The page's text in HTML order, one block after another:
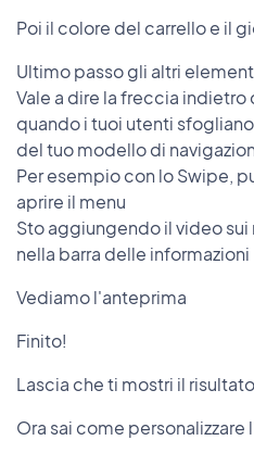
Poi il colore del carrello e il
Ultimo passo gli altri
Vale a dire la freccia indietro
quando i tuoi utenti
del tuo modello di
Per esempio con lo Swipe,
aprire il menu
Sto aggiungendo il video
nella barra delle informazioni
Vediamo l'anteprima
Finito!
Lascia che ti mostri il
Ora sai come